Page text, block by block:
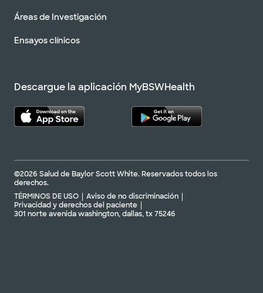
Áreas de Investigación
Ensayos clínicos
Descargue la aplicación MyBSWHealth
©2026 Salud de Baylor Scott White. Reservados todos los
derechos.
TÉRMINOS DE USO
Aviso de no discriminación
Privacidad y derechos del paciente
301 norte avenida washington, dallas, tx 75246